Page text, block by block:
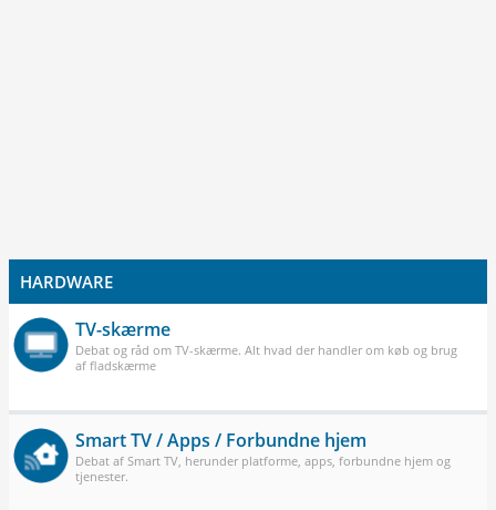
HARDWARE
TV-skærme
Debat og råd om TV-skærme. Alt hvad der handler om køb og brug
af fladskærme
Smart TV / Apps / Forbundne hjem
Debat af Smart TV, herunder platforme, apps, forbundne hjem og
tjenester.